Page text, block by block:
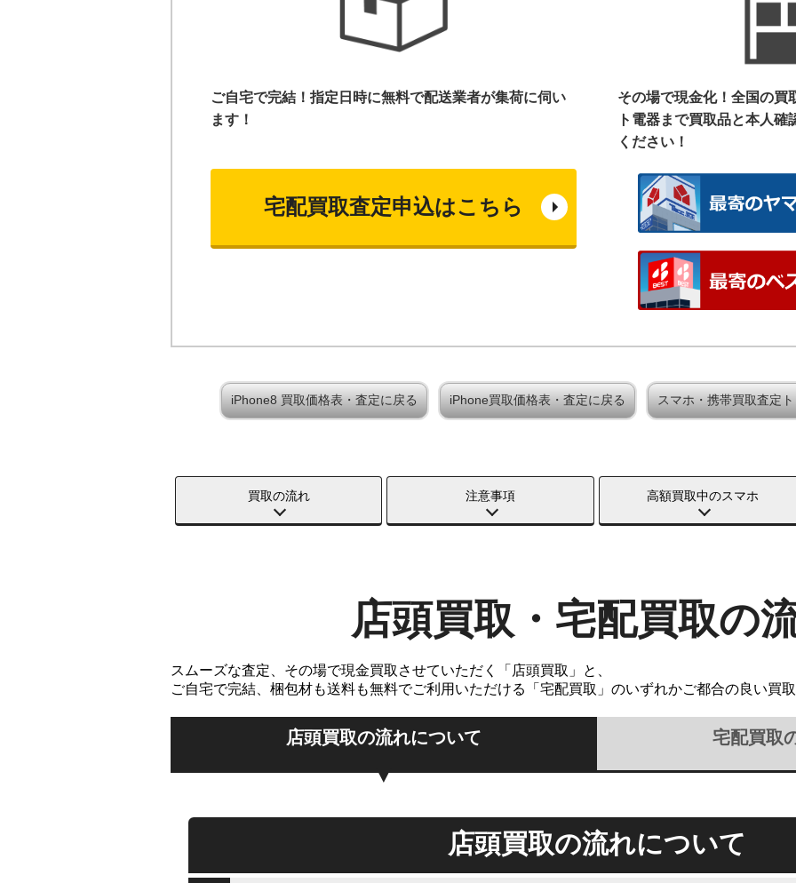
ご自宅で完結！指定日時に無料で配送業者が集荷に伺い
ます！
宅配買取査定申込はこちら
その場で現金化！全国の買
ト電器まで買取品と本人確
ください！
iPhone8 買取価格表・査定に戻る iPhone買取価格表・査定に戻る スマホ・携帯買取査定
買取の流れ 注意事項 高額買取中のスマホ
店頭買取・宅配買取の
スムーズな査定、その場で現金買取させていただく「店頭買取」と、
ご自宅で完結、梱包材も送料も無料でご利用いただける「宅配買取」のいずれかご都合の良い買
店頭買取の流れについて 宅配買取
店頭買取の流れについて